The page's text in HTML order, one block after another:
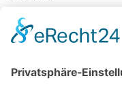
YouTube LinkedIn